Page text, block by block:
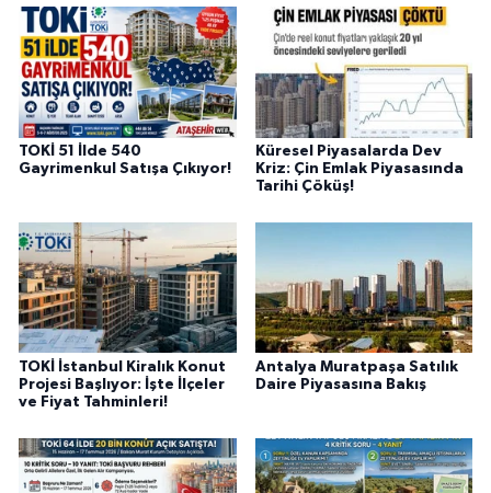
TOKİ 51 İlde 540
Gayrimenkul Satışa Çıkıyor!
Küresel Piyasalarda Dev
Kriz: Çin Emlak Piyasasında
Tarihi Çöküş!
TOKİ İstanbul Kiralık Konut
Projesi Başlıyor: İşte İlçeler
ve Fiyat Tahminleri!
Antalya Muratpaşa Satılık
Daire Piyasasına Bakış